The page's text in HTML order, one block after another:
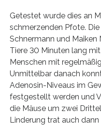
Getestet wurde dies an
schmerzenden Pfote.
Schnermann und
Tiere 30 Minuten lang
Menschen mit
Unmittelbar danach
Adenosin-Niveaus im
festgestellt werden und
die Mäuse um zwei
Linderung trat auch